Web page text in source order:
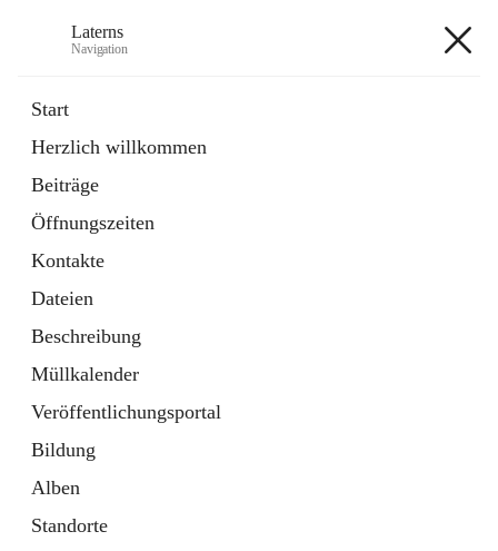
Laterns
Navigation
Start
Herzlich willkommen
Beiträge
Öffnungszeiten
Kontakte
Dateien
Beschreibung
Müllkalender
Veröffentlichungsportal
Bildung
Alben
Standorte
11 Schnellzugriffe
Soziales
1 Schnellzugriff